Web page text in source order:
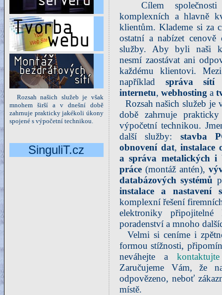
Rozsah našich služeb je však
mnohem širší a v dnešní době
zahrnuje prakticky jakékoli úkony
spojené s výpočetní technikou.
SinguliT.cz
Cílem
komplexních a hlavně
klientům. Klademe si za
ostatní a nabízet
služby. Aby byli naši
nesmí zaostávat ani
každému klientovi.
například správa sítí
internetu, webhosting a
Rozsah našich služeb je
době zahrnuje
výpočetní technikou.
další služby: stavba
obnovení dat,instalace
a správa metalických i
práce (montáž antén),
databázových systémů
instalace a nastavení
komplexní řešení
elektroniky
poradenství a mnoho
Velmi si ceníme i
formou stížnosti,
neváhejte a kontaktujte
Zaručujeme Vám, že
odpovězeno, neboť
místě.